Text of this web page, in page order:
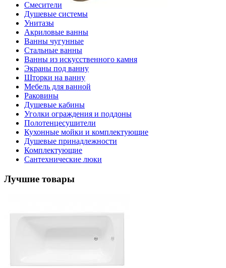
Смесители
Душевые системы
Унитазы
Акриловые ванны
Ванны чугунные
Стальные ванны
Ванны из искусственного камня
Экраны под ванну
Шторки на ванну
Мебель для ванной
Раковины
Душевые кабины
Уголки ограждения и поддоны
Полотенцесушители
Кухонные мойки и комплектующие
Душевые принадлежности
Комплектующие
Сантехнические люки
Лучшие товары